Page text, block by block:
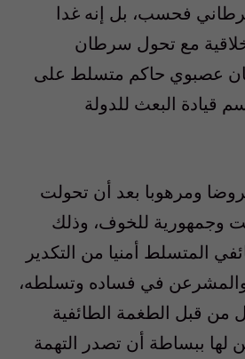
فحسب، بل إنه غدا
مع تحول سرطان
عصبوي حاكم متسلط على
قيادة البعث للدولة
ومرهوبا بعد أن تحولت
وجمهورية للخوف، وذلك
المتسلط أمنيا من التكدير
في فساده وتسلطه،
من قبل الطغمة الطائفية
لها ببساطة أن تصدر التهمة